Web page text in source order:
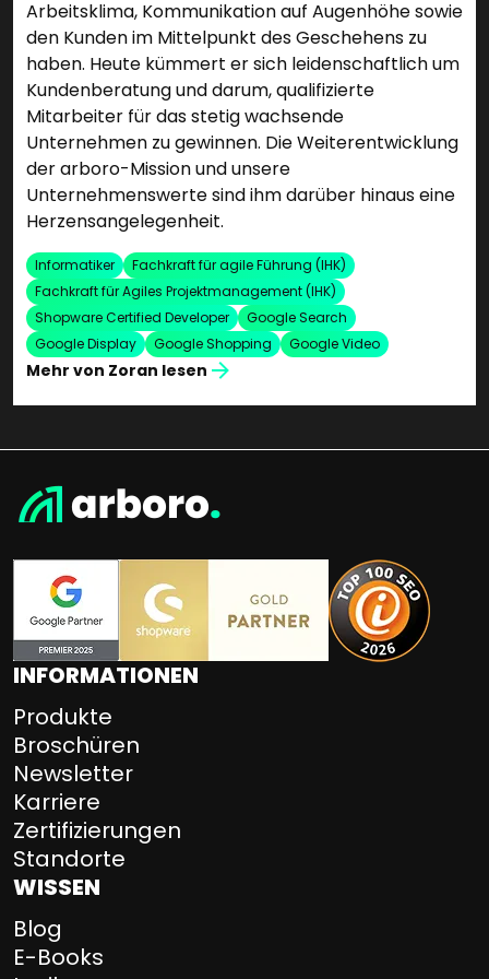
Arbeitsklima, Kommunikation auf Augenhöhe sowie
den Kunden im Mittelpunkt des Geschehens zu
haben. Heute kümmert er sich leidenschaftlich um
Kundenberatung und darum, qualifizierte
Mitarbeiter für das stetig wachsende
Unternehmen zu gewinnen. Die Weiterentwicklung
der arboro-Mission und unsere
Unternehmenswerte sind ihm darüber hinaus eine
Herzensangelegenheit.
Informatiker
Fachkraft für agile Führung (IHK)
Fachkraft für Agiles Projektmanagement (IHK)
Shopware Certified Developer
Google Search
Google Display
Google Shopping Google Video
Mehr von Zoran lesen
INFORMATIONEN
Produkte
Broschüren
Newsletter
Karriere
Zertifizierungen
Standorte
WISSEN
Blog
E-Books